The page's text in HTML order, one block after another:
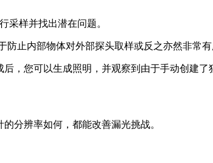
采样并找出潜在问题。
止内部物体对外部探头取样或反之亦然非常有
，您可以生成照明，并观察到由于手动创建
分辨率如何，都能改善漏光挑战。